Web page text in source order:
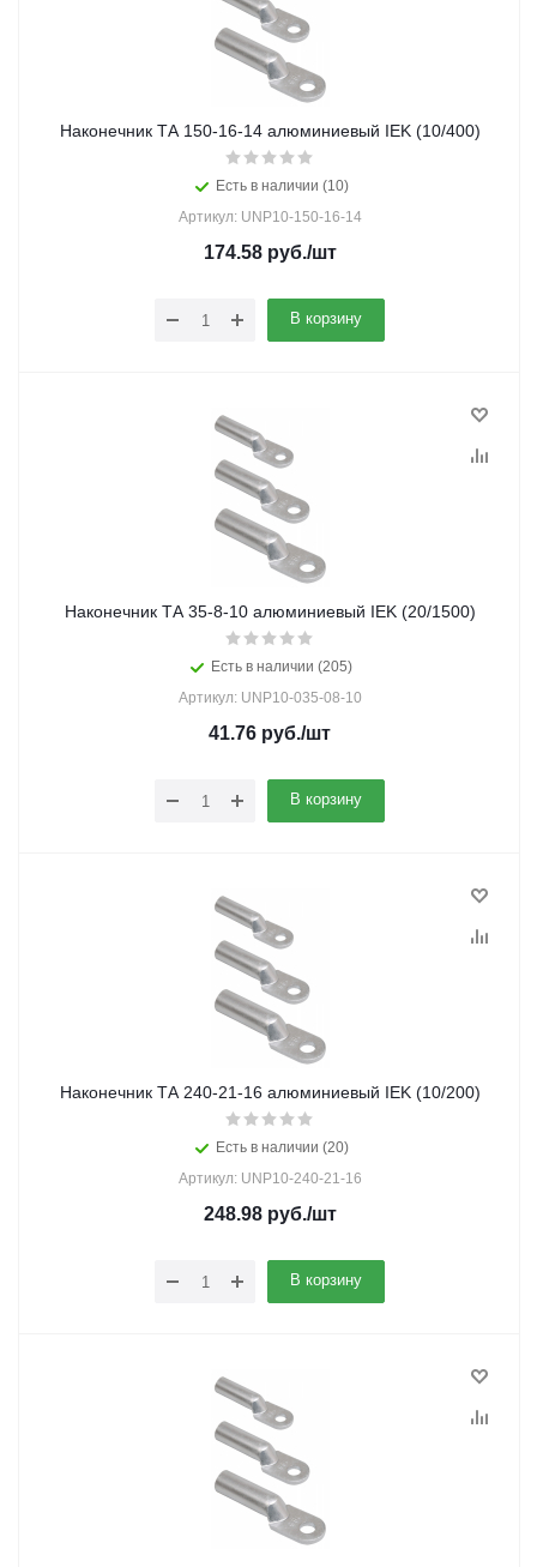
Наконечник ТА 150-16-14 алюминиевый IEK (10/400)
Есть в наличии (10)
Артикул: UNP10-150-16-14
174.58руб./шт
В корзину
Наконечник ТА 35-8-10 алюминиевый IEK (20/1500)
Есть в наличии (205)
Артикул: UNP10-035-08-10
41.76 руб./шт
В корзину
Наконечник ТА 240-21-16 алюминиевый IEK (10/200)
Есть в наличии (20)
Артикул: UNP10-240-21-16
248.98руб./шт
В корзину